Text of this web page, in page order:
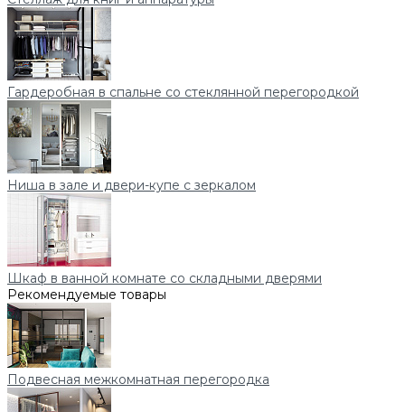
Гардеробная в спальне со стеклянной перегородкой
Ниша в зале и двери-купе с зеркалом
Шкаф в ванной комнате со складными дверями
Рекомендуемые товары
Подвесная межкомнатная перегородка